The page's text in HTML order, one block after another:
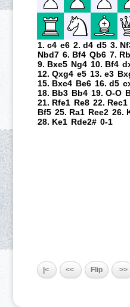
1. c4 e6 2. d4 d5 3.
Nbd7 6. Bf4 Qb6 7.
9. Bxe5 Ng4 10. Bf4
12. Qxg4 e5 13. e3
15. Bxc4 Be6 16. d5
18. Bb3 Bb4 19. O-O
21. Rfe1 Re8 22. Rec1
Bf5 25. Ra1 Ree2 26.
28. Ke1 Rde2# 0-1
|< << Flip >>